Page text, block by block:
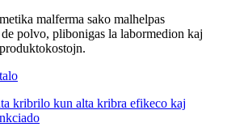
malferma sako malhelpas
polvo, plibonigas la labormedion kaj